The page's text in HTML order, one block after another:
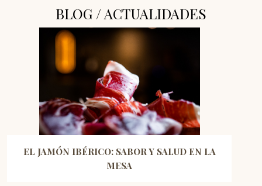
BLOG / ACTUALIDADES
EL JAMÓN IBÉRICO: SABOR Y SALUD EN LA
MESA